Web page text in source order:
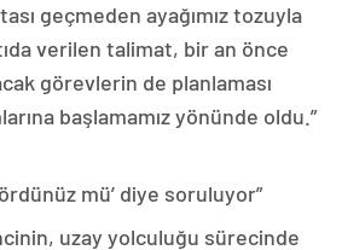
geçmeden ayağımız tozuyla
verilen talimat, bir an önce
görevlerin de planlaması
başlamamız yönünde oldu.”
mü’ diye soruluyor”
uzay yolculuğu sürecinde